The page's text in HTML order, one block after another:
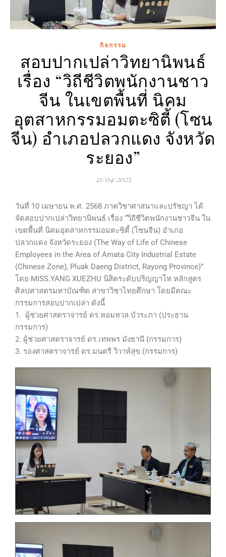
กิจกรรม
สอบปากเปล่าวิทยานิพนธ์
เรื่อง “วิถีชีวิตพนักงานชาว
จีน ในเขตพื้นที่ นิคม
อุตสาหกรรมอมตะซิตี้ (โซน
จีน) อำเภอปลวกแดง จังหวัด
ระยอง”
21/04/2025
วันที่ 10 เมษายน พ.ศ. 2568 ภาควิชาศาสนาและปรัชญา ได้
จัดสอบปากเปล่าวิทยานิพนธ์ เรื่อง “วิถีชีวิตพนักงานชาวจีน ใน
เขตพื้นที่ นิคมอุตสาหกรรมอมตะซิตี้ (โซนจีน) อำเภอ
ปลวกแดง จังหวัดระยอง (The Way of Life of Chinese
Employees in the Area of Amata City Industrial Estate
(Chinese Zone), Pluak Daeng District, Rayong Province)”
โดย MISS.YANG XUEZHU นิสิตระดับปริญญาโท หลักสูตร
ศิลปศาสตรมหาบัณฑิต สาขาวิชาไทยศึกษา โดยมีคณะ
กรรมการสอบปากเปล่า ดังนี้
1. ผู้ช่วยศาสตราจารย์ ดร.หอมหวล บัวระภา (ประธาน
กรรมการ)
2. ผู้ช่วยศาสตราจารย์ ดร.เทพพร มังธานี (กรรมการ)
3. รองศาสตราจารย์ ดร.มนตรี วิวาห์สุข (กรรมการ)